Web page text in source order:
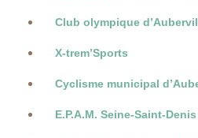
Club olympique
X-trem’Sports
Cyclisme municipal
E.P.A.M. Seine-Saint-Denis